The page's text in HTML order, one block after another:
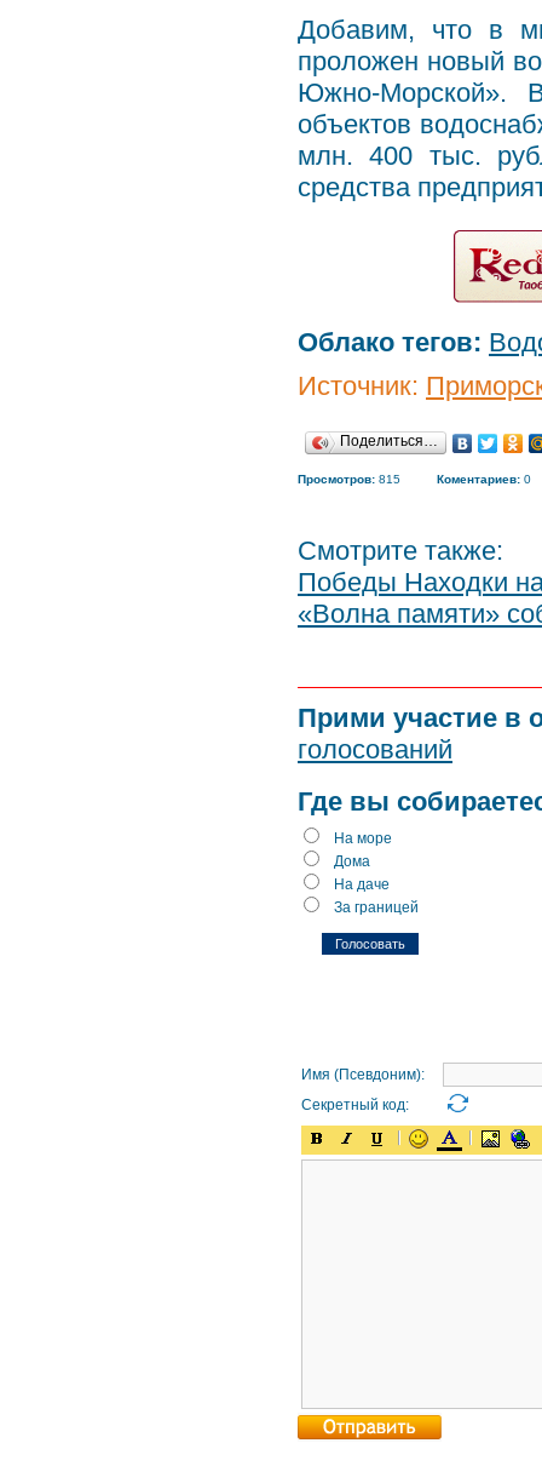
Добавим, что в
проложен новый
Южно-Морской».
объектов
млн. 400 тыс.
средства
Облако тегов:
Источник:
Поделиться…
Просмотров: 815 Коментариев: 0
Смотрите также:
Победы Находки
«Волна памяти»
Прими участие в
голосований
Где вы
На море
Дома
На даче
За границей
Имя (Псевдоним):
Секретный код: